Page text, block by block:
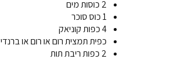
2 כוסות מים
1 כוס סוכר
4 כפות קוניאק
כפית תמצית רום או רום או ברנדי
2 כפות ריבת תות